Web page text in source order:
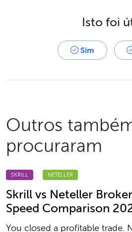
Isto foi
Sim
Outros
procuraram
SKRILL NETELLER
Skrill vs Neteller
Speed Comparison
You closed a profitable trade.